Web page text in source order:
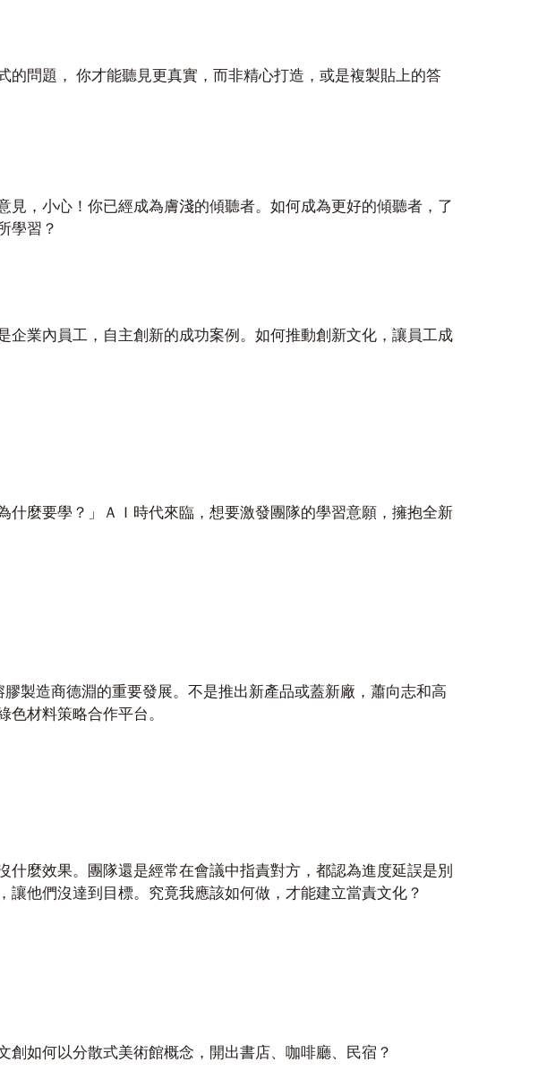
的問題， 你才能聽見更真實，而非精心打造，或是複製貼上的答
見，小心！你已經成為膚淺的傾聽者。如何成為更好的傾聽者，了
學習？
企業內員工，自主創新的成功案例。如何推動創新文化，讓員工成
什麼要學？」ＡＩ時代來臨，想要激發團隊的學習意願，擁抱全新
製造商德淵的重要發展。不是推出新產品或蓋新廠，蕭向志和高
色材料策略合作平台。
什麼效果。團隊還是經常在會議中指責對方，都認為進度延誤是別
讓他們沒達到目標。究竟我應該如何做，才能建立當責文化？
如何以分散式美術館概念，開出書店、咖啡廳、民宿？